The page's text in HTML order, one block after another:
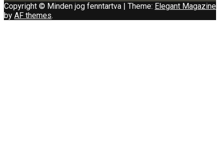
Copyright © Minden jog fenntartva
Theme: Elegant Magazine
by AF themes.